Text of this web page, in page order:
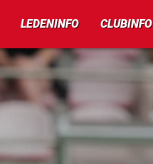
LEDENINFO CLUBINFO